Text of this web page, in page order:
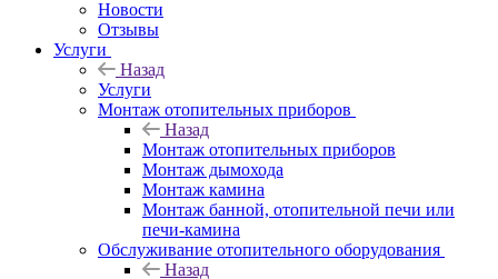
Новости
Отзывы
Услуги
Назад
Услуги
Монтаж отопительных приборов
Назад
Монтаж отопительных приборов
Монтаж дымохода
Монтаж камина
Монтаж банной, отопительной печи или
печи-камина
Обслуживание отопительного оборудования
Назад